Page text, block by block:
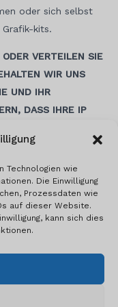
Technologien wie
Die Einwilligung
Prozessdaten wie
auf dieser Website.
kann sich dies
oder sich selbst
kits.
VERTEILEN SIE
WIR UNS
UND IHR
DASS IHRE IP